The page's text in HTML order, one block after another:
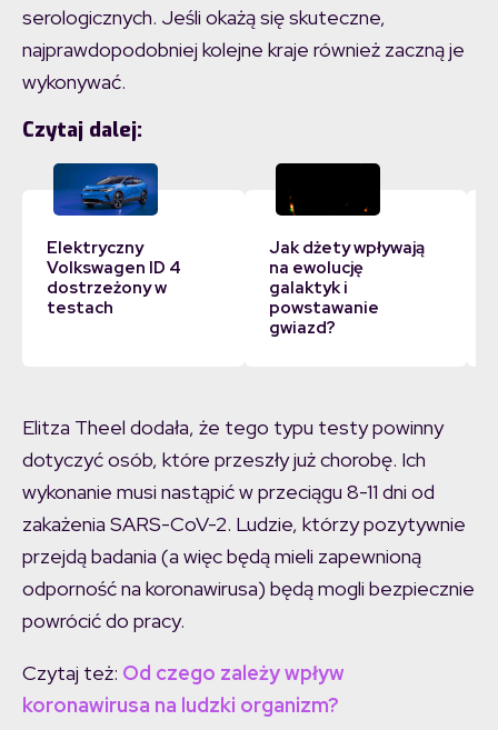
serologicznych. Jeśli okażą się skuteczne,
najprawdopodobniej kolejne kraje również zaczną je
wykonywać.
Czytaj dalej:
Elektryczny
Volkswagen ID 4
dostrzeżony w
testach
Jak dżety wpływają
na ewolucję
galaktyk i
powstawanie
gwiazd?
Elitza Theel dodała, że tego typu testy powinny
dotyczyć osób, które przeszły już chorobę. Ich
wykonanie musi nastąpić w przeciągu 8-11 dni od
zakażenia SARS-CoV-2. Ludzie, którzy pozytywnie
przejdą badania (a więc będą mieli zapewnioną
odporność na koronawirusa) będą mogli bezpiecznie
powrócić do pracy.
Czytaj też: Od czego zależy wpływ
koronawirusa na ludzki organizm?